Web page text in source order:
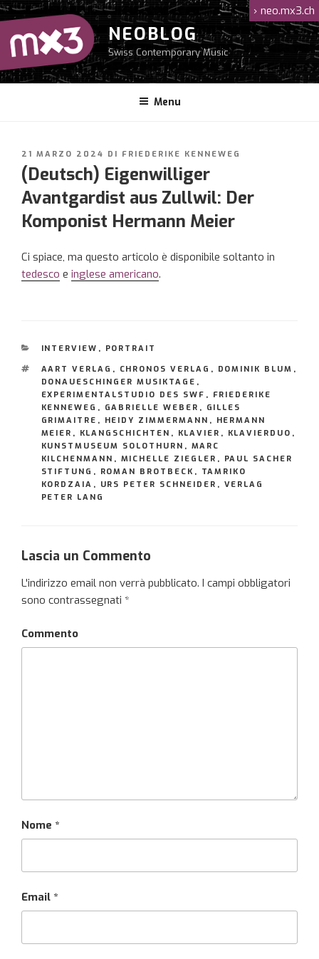
Salta
al
contenuto
NEOBLOG
Swiss Contemporary Music
Menu
› neo.mx3.ch
PUBBLICATO
IL
21 MARZO 2024 DI FRIEDERIKE KENNEWEG
(Deutsch) Eigenwilliger
Avantgardist aus Zullwil: Der
Komponist Hermann Meier
Ci spiace, ma questo articolo è disponibile soltanto in
tedesco e inglese americano.
CATEGORIE
INTERVIEW , PORTRAIT
TAG
AART VERLAG , CHRONOS VERLAG , DOMINIK BLUM ,
DONAUESCHINGER MUSIKTAGE ,
EXPERIMENTALSTUDIO DES SWF , FRIEDERIKE
KENNEWEG , GABRIELLE WEBER , GILLES
GRIMAITRE , HEIDY ZIMMERMANN , HERMANN
MEIER , KLANGSCHICHTEN , KLAVIER , KLAVIERDUO ,
KUNSTMUSEUM SOLOTHURN , MARC
KILCHENMANN , MICHELLE ZIEGLER , PAUL SACHER
STIFTUNG , ROMAN BROTBECK , TAMRIKO
KORDZAIA , URS PETER SCHNEIDER , VERLAG
PETER LANG
Lascia un Commento
L'indirizzo email non verrà pubblicato. I campi obbligatori
sono contrassegnati *
Commento
Nome *
Email *